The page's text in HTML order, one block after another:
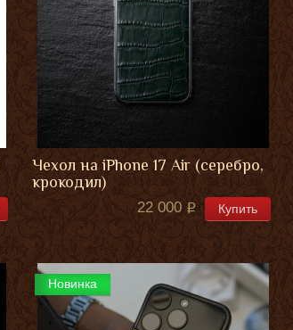
Чехол на iPhone 17 Air (серебро,
крокодил)
22 000 Купить
Новинка